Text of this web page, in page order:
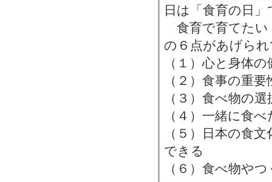
日は「食育の日」
食育で育てたい
の６点があげら
（１）心と身体
（２）食事の重
（３）食べ物の
（４）一緒に食
（５）日本の食
できる
（６）食べ物や